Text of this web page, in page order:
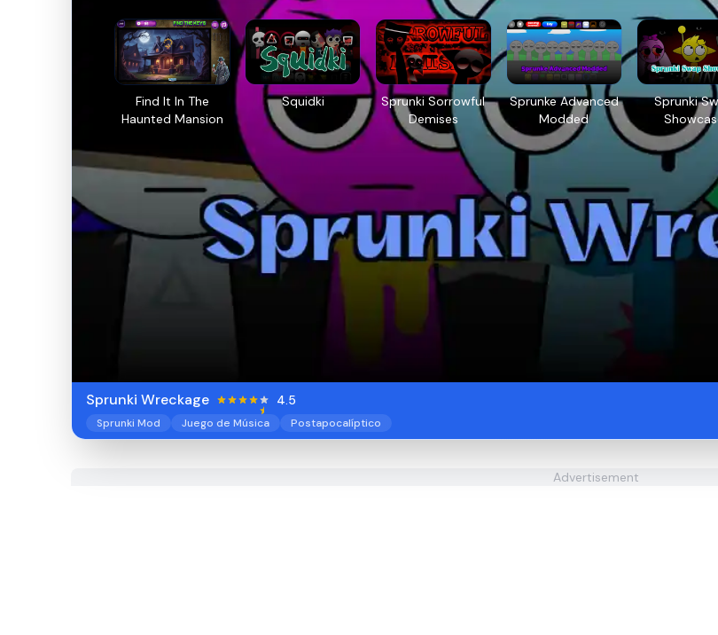
Find It In The
Haunted Mansion
Squidki
Sprunki Sorrowful
Demises
Sprunke Advanced
Modded
Sprunki
Sprunki Wreckage 4.5
Sprunki Mod Juego de Música Postapocalíptico
Advertisement